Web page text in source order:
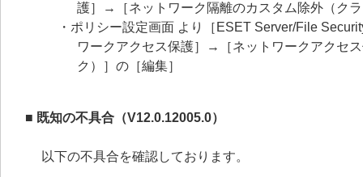
護］→［ネットワーク隔離のカスタム除外（ク
・ポリシー設定画面 より［ESET Server/File
ワークアクセス保護］→［ネットワークアクセ
ク）］の［編集］
■ 既知の不具合（V12.0.12005.0）
以下の不具合を確認しております。